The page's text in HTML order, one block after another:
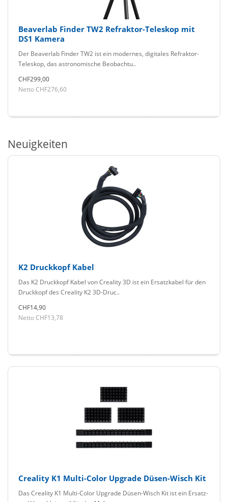
Beaverlab Finder TW2 Refraktor-Teleskop mit
DS1 Kamera
Der Beaverlab Finder TW2 ist ein modernes, digitales Refraktor-
Teleskop, das astronomische Beobachtu..
CHF299,00
Netto CHF276,60
Neuigkeiten
K2 Druckkopf Kabel
Das K2 Druckkopf Kabel von Creality 3D ist ein Ersatzkabel für den
Druckkopf des Creality K2 3D-Druc..
CHF14,90
Netto CHF13,78
Creality K1 Multi-Color Upgrade Düsen-Wisch Kit
Das Creality K1 Multi-Color Upgrade Düsen-Wisch Kit ist ein Ersatz-